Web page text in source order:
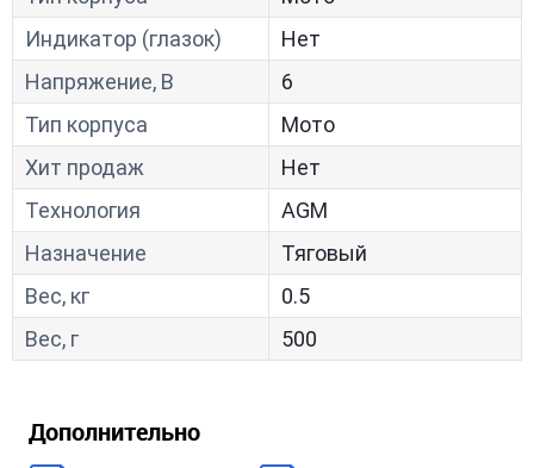
Индикатор (глазок)
Нет
Напряжение, В
6
Тип корпуса
Мото
Хит продаж
Нет
Технология
AGM
Назначение
Тяговый
Вес, кг
0.5
Вес, г
500
Дополнительно